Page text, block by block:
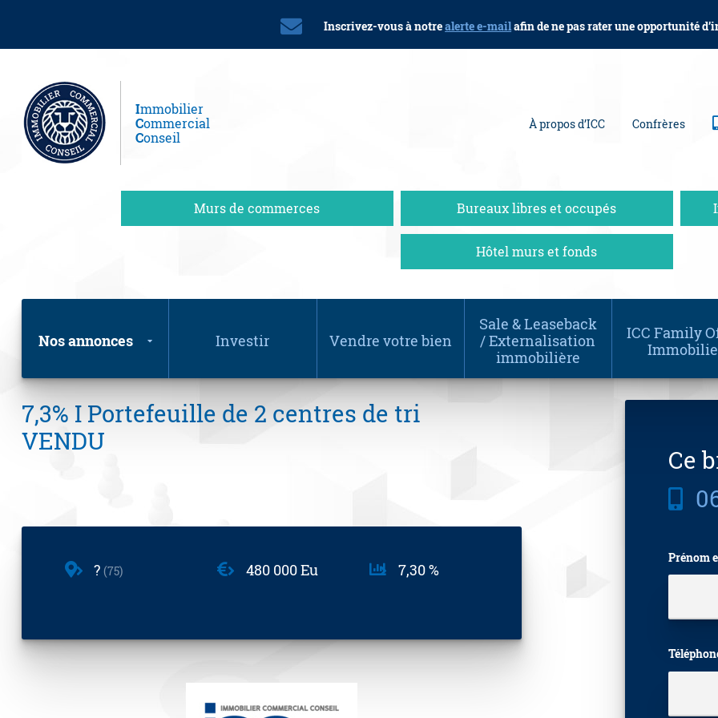
Inscrivez-vous à notrealerte e-mailafin de ne pas rater une opportunité
Immobilier
Commercial
Conseil
À propos d’ICC Confrères
Murs de commerces Bureaux libres et occupés
Hôtel murs et fonds
Nos annonces Investir Vendre votre bien
Sale & Leaseback
/ Externalisation
immobilière
ICC Family
7,3% I Portefeuille de 2 centres de tri
VENDU
? 75 480 000 Eu 7,30 %
Ce
Prénom